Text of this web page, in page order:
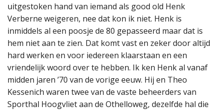
uitgestoken hand van iemand als good old Henk
Verberne weigeren, nee dat kon ik niet. Henk is
inmiddels al een poosje de 80 gepasseerd maar dat is
hem niet aan te zien. Dat komt vast en zeker door altijd
hard werken en voor iedereen klaarstaan en een
vriendelijk woord over te hebben. Ik ken Henk al vanaf
midden jaren ’70 van de vorige eeuw. Hij en Theo
Kessenich waren twee van de vaste beheerders van
Sporthal Hoogvliet aan de Othelloweg, dezelfde hal die